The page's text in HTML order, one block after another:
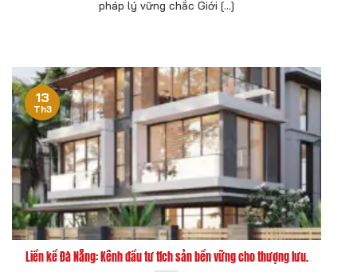
pháp lý vững chắc Giới [...]
Liền kề Đà Nẵng: Kênh đầu tư tích sản bền vững cho thượng lưu.
13
Th3